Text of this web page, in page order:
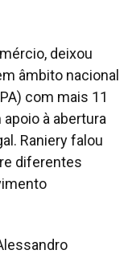
deixou
âmbito nacional
com mais 11
à abertura
Raniery falou
diferentes